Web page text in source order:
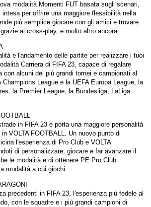
modalità Momenti FUT basata sugli scenari,
per offrire una maggiore flessibilità nella
più semplice giocare con gli amici e trovare
al cross-play, e molto altro ancora.
e l'andamento delle partite per realizzare i tuoi
Carriera di FIFA 23, capace di regalare
con alcuni dei più grandi tornei e campionati al
League e la UEFA Europa League, la
la Premier League, la Bundesliga, LaLiga
in FIFA 23 e porta una maggiore personalità
VOLTA FOOTBALL. Un nuovo punto di
l'esperienza di Pro Club e VOLTA
di personalizzare, giocare e far avanzare il
le modalità e di ottenere PE Pro Club
modalità a cui giochi.
precedenti in FIFA 23, l'esperienza più fedele al
con le squadre e i più grandi campioni di